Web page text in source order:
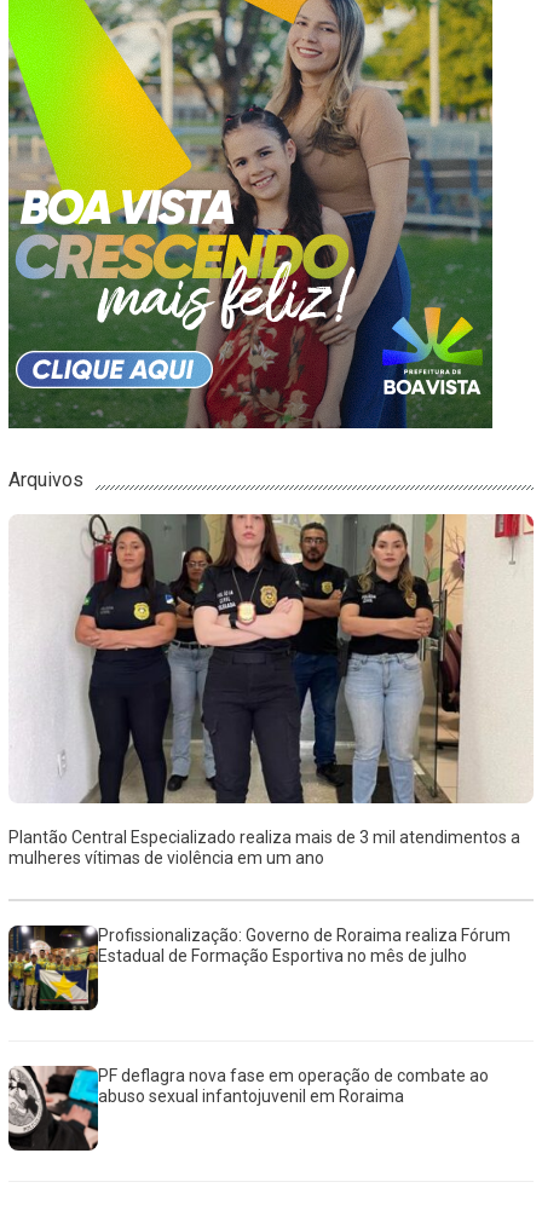
Arquivos
Plantão Central Especializado realiza mais de 3 mil atendimentos a
mulheres vítimas de violência em um ano
Profissionalização: Governo de Roraima realiza Fórum
Estadual de Formação Esportiva no mês de julho
PF deflagra nova fase em operação de combate ao
abuso sexual infantojuvenil em Roraima